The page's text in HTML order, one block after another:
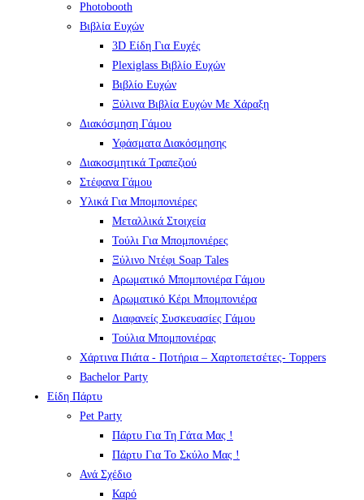
Photobooth
Βιβλία Ευχών
3D Είδη Για Ευχές
Plexiglass Βιβλίο Ευχών
Βιβλίο Ευχών
Ξύλινα Βιβλία Ευχών Με Χάραξη
Διακόσμηση Γάμου
Υφάσματα Διακόσμησης
Διακοσμητικά Τραπεζιού
Στέφανα Γάμου
Υλικά Για Μπομπονιέρες
Μεταλλικά Στοιχεία
Τούλι Για Μπομπονιέρες
Ξύλινο Ντέφι Soap Tales
Αρωματικό Μπομπονιέρα Γάμου
Αρωματικό Κέρι Μπομπονιέρα
Διαφανείς Συσκευασίες Γάμου
Τούλια Μπομπονιέρας
Χάρτινα Πιάτα - Ποτήρια – Χαρτοπετσέτες- Toppers
Bachelor Party
Είδη Πάρτυ
Pet Party
Πάρτυ Για Τη Γάτα Μας !
Πάρτυ Για Το Σκύλο Μας !
Ανά Σχέδιο
Καρό